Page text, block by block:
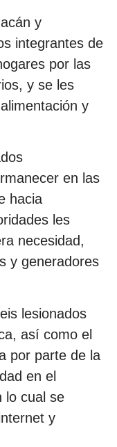
y
integrantes de
por las
y se les
y
en las
hacia
les
necesidad,
y generadores
lesionados
así como el
por parte de la
en el
lo cual se
y